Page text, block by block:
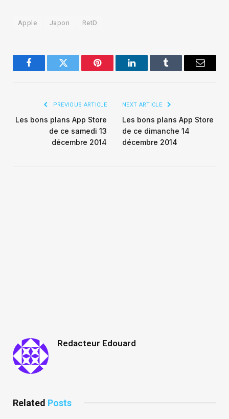
Apple Japon RetD
FacebookTwitter Pinterest LinkedInTumblr Email
PREVIOUS ARTICLE
Les bons plans App Store
de ce samedi 13
décembre 2014
NEXT ARTICLE
Les bons plans App Store
de ce dimanche 14
décembre 2014
Redacteur Edouard
Related Posts